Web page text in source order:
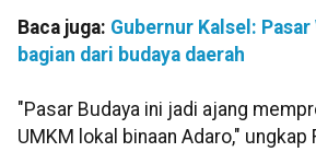
Baca juga: Gubernur Kalsel: Pasar
bagian dari budaya daerah
"Pasar Budaya ini jadi ajang
UMKM lokal binaan Adaro," ungkap